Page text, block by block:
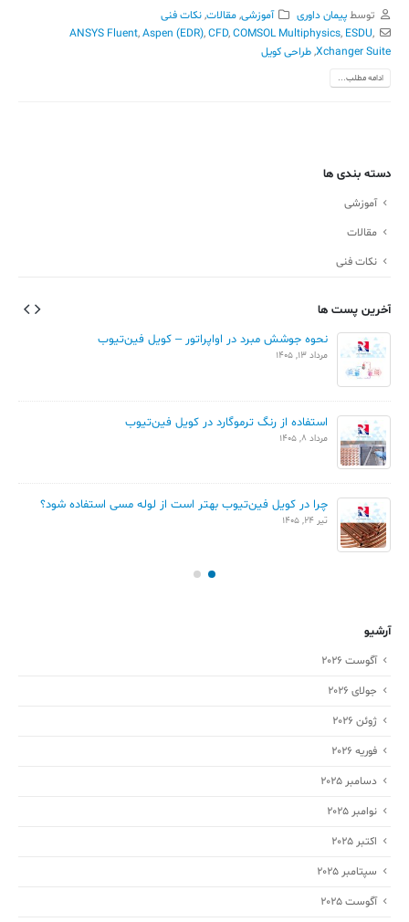
توسطپیمان داوری آموزشی,مقالات,نکات فنی
ANSYS Fluent,Aspen (EDR),CFD,COMSOL Multiphysics, ESDU,
Xchanger Suite
,طراحی کویل
ادامه مطلب...
دسته بندی ها
آموزشی
مقالات
نکات فنی
آخرین پست ها
نحوه جوشش مبرد در اواپراتور – کویل فین‌تیوب
مرداد 13, 1405
استفاده از رنگ ترموگارد در کویل فین‌تیوب
مرداد 8, 1405
چرا در کویل فین‌تیوب بهتر است از لوله مسی استفاده شود؟
تیر 24, 1405
آرشیو
آگوست 2026
جولای 2026
ژوئن 2026
فوریه 2026
دسامبر 2025
نوامبر 2025
اکتبر 2025
سپتامبر 2025
آگوست 2025